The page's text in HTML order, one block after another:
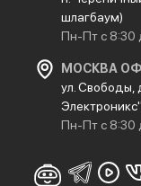
шлагбаум)
Пн-Пт с 8:30
МОСКВА
ул. Свободы,
Электроникс"
Пн-Пт с 8:30